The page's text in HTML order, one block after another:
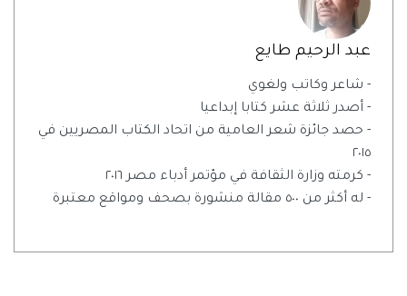
عبد الرحيم طايع
- شاعر وكاتب ولغوي
- أصدر ثلاثة عشر كتابا إبداعيا
- حصد جائزة شعر العامية من اتحاد الكتاب المصريين في
٢٠١٥
- كرمته وزارة الثقافة في مؤتمر أدباء مصر ٢٠١٦
- له أكثر من ٥٠٠ مقالة منشورة بصحف ومواقع معتبرة